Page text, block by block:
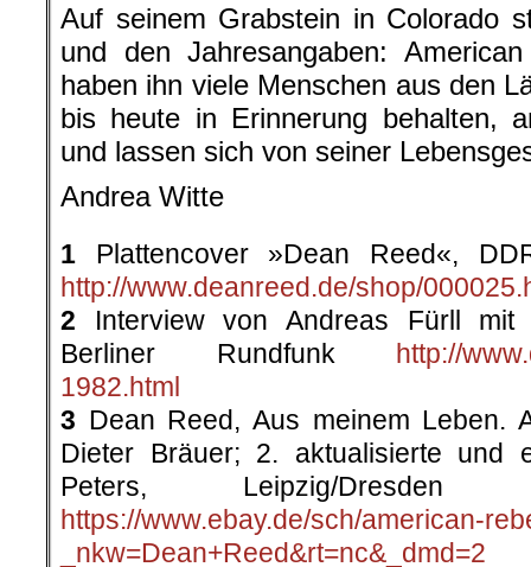
Auf seinem Grabstein in Colorado
und den Jahresangaben:
haben ihn viele Menschen aus den
bis heute in Erinnerung behalten,
und lassen sich von seiner
Andrea Witte
1 Plattencover »Dean Reed«,
http://www.deanreed.de/shop/
2 Interview von Andreas Fürll mit
Berliner Rundfunk http://
1982.html
3 Dean Reed, Aus meinem Leben.
Dieter Bräuer; 2. aktualisierte und
Peters, Leipzig/
https://www.ebay.de/sch/american-
_nkw=Dean+Reed&rt=nc&_dmd=2